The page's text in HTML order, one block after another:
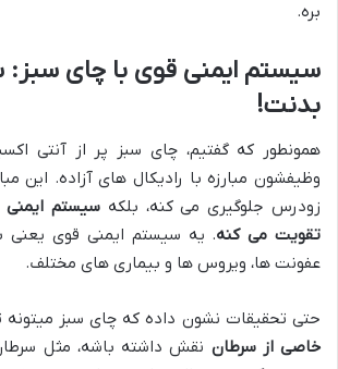
بره.
سیستم ایمنی قوی با چای سبز:
بدنت!
همونطور که گفتیم، چای سبز پر از آنتی
وظیفشون مبارزه با رادیکال های آزاده. این
زودرس جلوگیری می کنه، بلکه سیستم
تقویت می کنه. یه سیستم ایمنی قوی یعنی
عفونت ها، ویروس ها و بیماری های مختلف.
حتی تحقیقات نشون داده که چای سبز میتونه
خاصی از سرطان نقش داشته باشه، مثل